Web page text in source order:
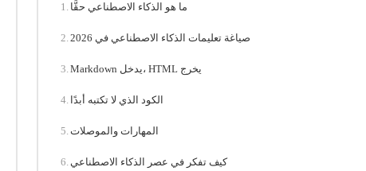
ما هو الذكاء الاصطناعي حقًّا
صياغة تعليمات الذكاء الاصطناعي في 2026
Markdown يدخل، HTML يخرج
الكود الذي لا تكتبه أبدًا
المهارات والموصلات
كيف تفكر في عصر الذكاء الاصطناعي